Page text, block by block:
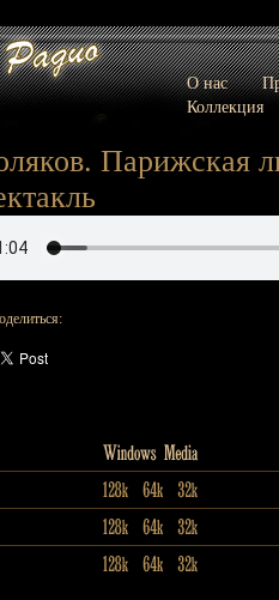
О нас
Коллекция
Парижская